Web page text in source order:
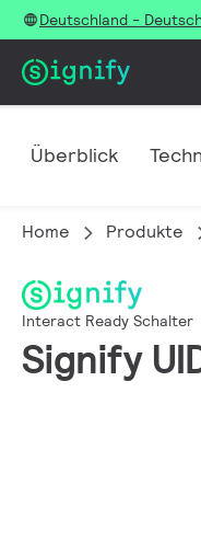
Deutschland - Deutsch
Überblick
Home Produkte
Interact Ready Schalter
Signify